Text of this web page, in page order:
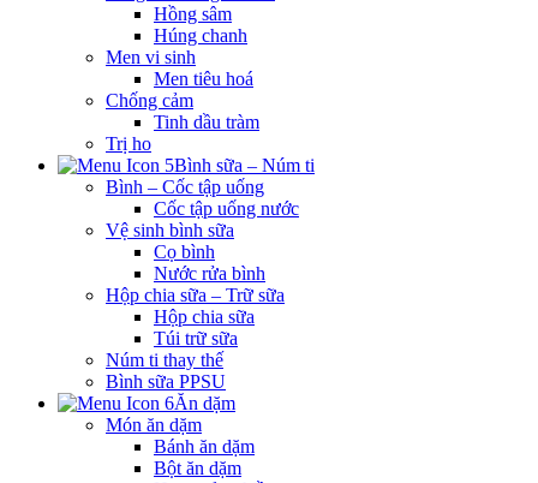
Hồng sâm
Húng chanh
Men vi sinh
Men tiêu hoá
Chống cảm
Tinh dầu tràm
Trị ho
Bình sữa – Núm ti
Bình – Cốc tập uống
Cốc tập uống nước
Vệ sinh bình sữa
Cọ bình
Nước rửa bình
Hộp chia sữa – Trữ sữa
Hộp chia sữa
Túi trữ sữa
Núm ti thay thế
Bình sữa PPSU
Ăn dặm
Món ăn dặm
Bánh ăn dặm
Bột ăn dặm